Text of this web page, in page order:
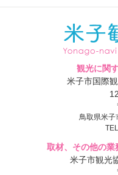
観光に関
米子市国際
鳥取県米子
取材、その他の
米子市観光